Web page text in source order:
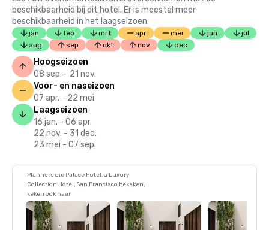
beschikbaarheid bij dit hotel. Er is meestal meer
beschikbaarheid in het laagseizoen.
jan feb mrt apr mei jun
jul
aug
sep okt nov dec
Hoogseizoen
08 sep. - 21 nov.
Voor- en naseizoen
07 apr. - 22 mei
Laagseizoen
16 jan. - 06 apr.
22 nov. - 31 dec.
23 mei - 07 sep.
Planners die Palace Hotel, a Luxury
Collection Hotel, San Francisco bekeken,
keken ook naar